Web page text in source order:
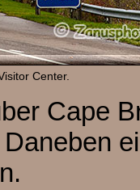
Center.
Cape